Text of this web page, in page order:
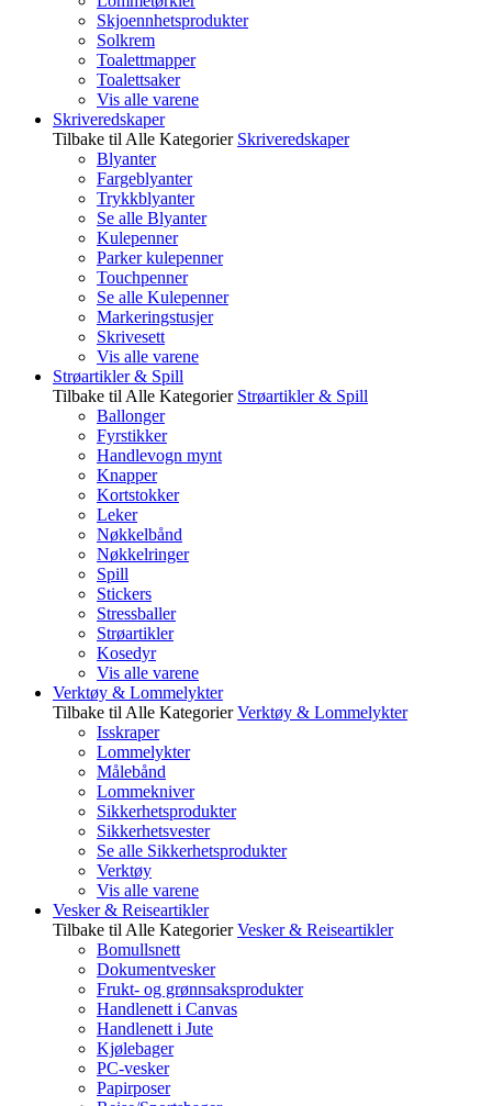
Skjoennhetsprodukter
Solkrem
Toalettmapper
Toalettsaker
Vis alle varene
Skriveredskaper
Tilbake til Alle Kategorier Skriveredskaper
Blyanter
Fargeblyanter
Trykkblyanter
Se alle Blyanter
Kulepenner
Parker kulepenner
Touchpenner
Se alle Kulepenner
Markeringstusjer
Skrivesett
Vis alle varene
Strøartikler & Spill
Tilbake til Alle Kategorier Strøartikler & Spill
Ballonger
Fyrstikker
Handlevogn mynt
Knapper
Kortstokker
Leker
Nøkkelbånd
Nøkkelringer
Spill
Stickers
Stressballer
Strøartikler
Kosedyr
Vis alle varene
Verktøy & Lommelykter
Tilbake til Alle Kategorier Verktøy & Lommelykter
Isskraper
Lommelykter
Målebånd
Lommekniver
Sikkerhetsprodukter
Sikkerhetsvester
Se alle Sikkerhetsprodukter
Verktøy
Vis alle varene
Vesker & Reiseartikler
Tilbake til Alle Kategorier Vesker & Reiseartikler
Bomullsnett
Dokumentvesker
Frukt- og grønnsaksprodukter
Handlenett i Canvas
Handlenett i Jute
Kjølebager
PC-vesker
Papirposer